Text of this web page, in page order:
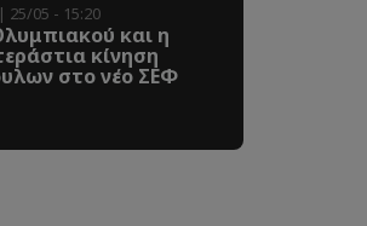
| 25/05 - 15:20
και η
κίνηση
στο νέο ΣΕΦ